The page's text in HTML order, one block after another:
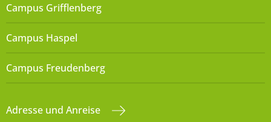
Campus Grifflenberg
Campus Haspel
Campus Freudenberg
Adresse und Anreise